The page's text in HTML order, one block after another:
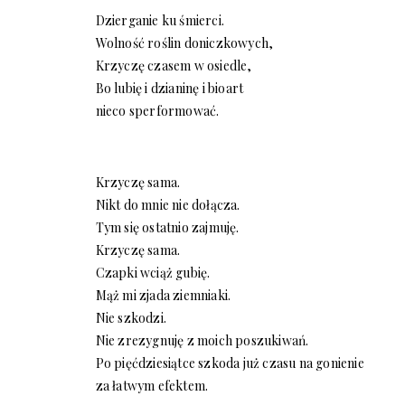
Dzierganie ku śmierci.
Wolność roślin doniczkowych,
Krzyczę czasem w osiedle,
Bo lubię i dzianinę i bioart
nieco sperformować.
Krzyczę sama.
Nikt do mnie nie dołącza.
Tym się ostatnio zajmuję.
Krzyczę sama.
Czapki wciąż gubię.
Mąż mi zjada ziemniaki.
Nie szkodzi.
Nie zrezygnuję z moich poszukiwań.
Po pięćdziesiątce szkoda już czasu na gonienie
za łatwym efektem.